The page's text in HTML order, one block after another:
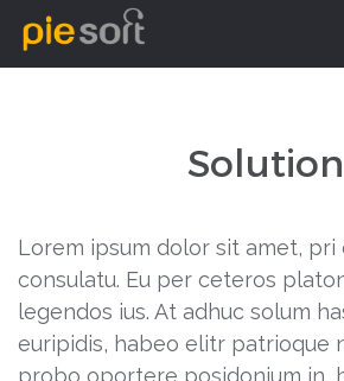
Solution
Lorem ipsum dolor sit amet,
consulatu. Eu per ceteros
legendos ius. At adhuc solum
euripidis, habeo elitr patrioque
probo oportere posidonium in,